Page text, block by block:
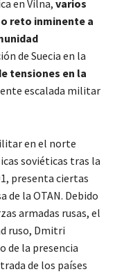
en Vilna, varios
reto inminente a
de Suecia en la
tensiones en la
escalada militar
en el norte
soviéticas tras la
presenta ciertas
de la OTAN. Debido
armadas rusas, el
ruso, Dmitri
de la presencia
de los países